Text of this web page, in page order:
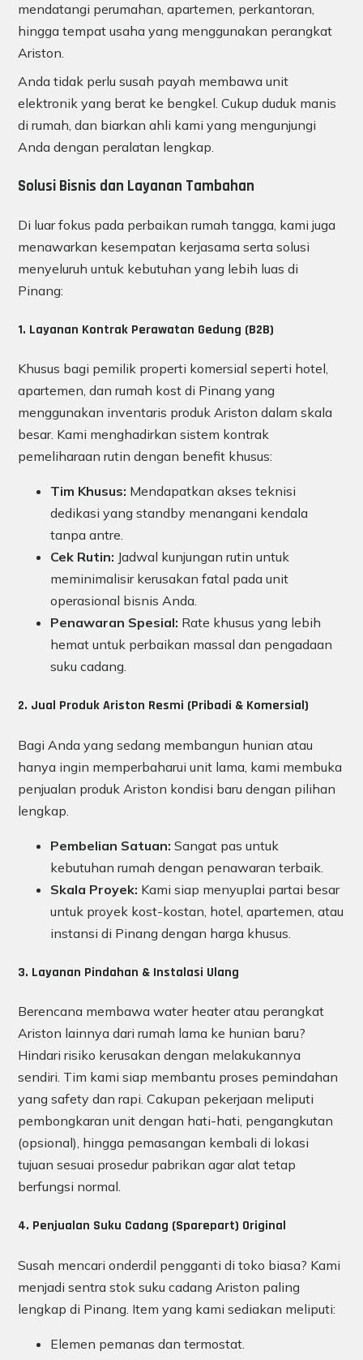
mendatangi perumahan, apartemen, perkantoran,
hingga tempat usaha yang menggunakan perangkat
Ariston.
Anda tidak perlu susah payah membawa unit
elektronik yang berat ke bengkel. Cukup duduk manis
di rumah, dan biarkan ahli kami yang mengunjungi
Anda dengan peralatan lengkap.
Solusi Bisnis dan Layanan Tambahan
Di luar fokus pada perbaikan rumah tangga, kami juga
menawarkan kesempatan kerjasama serta solusi
menyeluruh untuk kebutuhan yang lebih luas di
Pinang:
1. Layanan Kontrak Perawatan Gedung (B2B)
Khusus bagi pemilik properti komersial seperti hotel,
apartemen, dan rumah kost di Pinang yang
menggunakan inventaris produk Ariston dalam skala
besar. Kami menghadirkan sistem kontrak
pemeliharaan rutin dengan benefit khusus:
Tim Khusus: Mendapatkan akses teknisi
dedikasi yang standby menangani kendala
tanpa antre.
Cek Rutin: Jadwal kunjungan rutin untuk
meminimalisir kerusakan fatal pada unit
operasional bisnis Anda.
Penawaran Spesial: Rate khusus yang lebih
hemat untuk perbaikan massal dan pengadaan
suku cadang.
2. Jual Produk Ariston Resmi (Pribadi & Komersial)
Bagi Anda yang sedang membangun hunian atau
hanya ingin memperbaharui unit lama, kami membuka
penjualan produk Ariston kondisi baru dengan pilihan
lengkap.
Pembelian Satuan: Sangat pas untuk
kebutuhan rumah dengan penawaran terbaik.
Skala Proyek: Kami siap menyuplai partai besar
untuk proyek kost-kostan, hotel, apartemen, atau
instansi di Pinang dengan harga khusus.
3. Layanan Pindahan & Instalasi Ulang
Berencana membawa water heater atau perangkat
Ariston lainnya dari rumah lama ke hunian baru?
Hindari risiko kerusakan dengan melakukannya
sendiri. Tim kami siap membantu proses pemindahan
yang safety dan rapi. Cakupan pekerjaan meliputi
pembongkaran unit dengan hati-hati, pengangkutan
(opsional), hingga pemasangan kembali di lokasi
tujuan sesuai prosedur pabrikan agar alat tetap
berfungsi normal.
4. Penjualan Suku Cadang (Sparepart) Original
Susah mencari onderdil pengganti di toko biasa? Kami
menjadi sentra stok suku cadang Ariston paling
lengkap di Pinang. Item yang kami sediakan meliputi:
Elemen pemanas dan termostat.